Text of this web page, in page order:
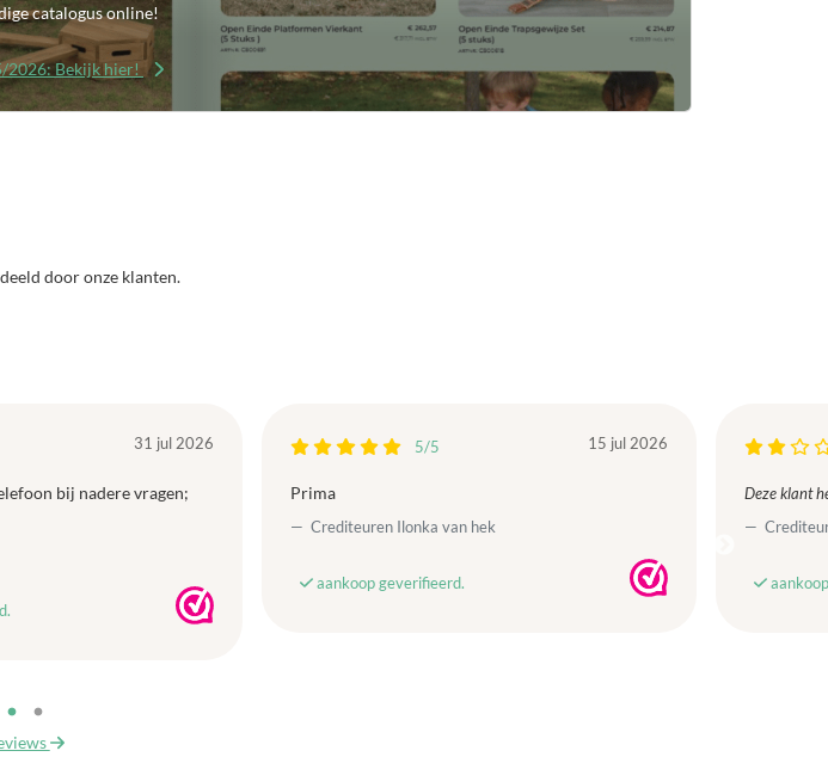
catalogus online!
2026: Bekijk hier!
door onze klanten.
31 jul 2026
bij nadere vragen;
5/5 15 jul 2026
Prima
Crediteuren Ilonka van hek
aankoop geverifieerd.
Deze klant